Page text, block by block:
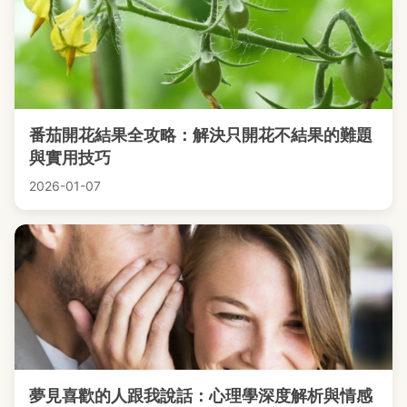
番茄開花結果全攻略：解決只開花不結果的難題
與實用技巧
2026-01-07
夢見喜歡的人跟我說話：心理學深度解析與情感